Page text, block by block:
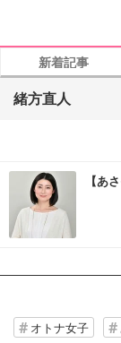
新着記事
緒方直人
【あ
オトナ女子